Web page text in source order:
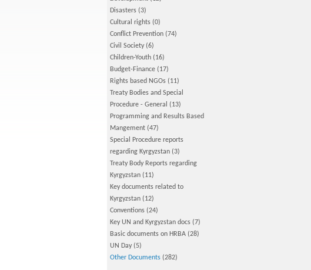
Disasters (3)
Cultural rights (0)
Conflict Prevention (74)
Civil Society (6)
Children-Youth (16)
Budget-Finance (17)
Rights based NGOs (11)
Treaty Bodies and Special
Procedure - General (13)
Programming and Results Based
Mangement (47)
Special Procedure reports
regarding Kyrgyzstan (3)
Treaty Body Reports regarding
Kyrgyzstan (11)
Key documents related to
Kyrgyzstan (12)
Conventions (24)
Key UN and Kyrgyzstan docs (7)
Basic documents on HRBA (28)
UN Day (5)
Other Documents (282)